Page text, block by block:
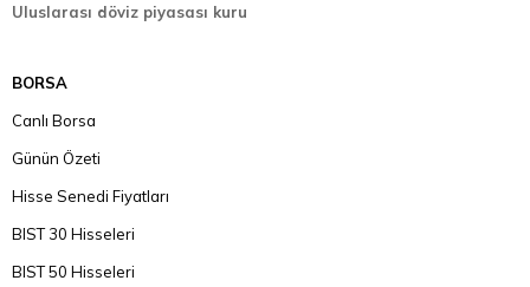
Uluslarası döviz piyasası kuru
BORSA
Canlı Borsa
Günün Özeti
Hisse Senedi Fiyatları
BIST 30 Hisseleri
BIST 50 Hisseleri